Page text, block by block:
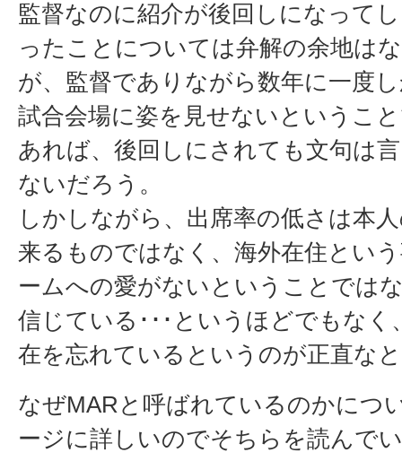
監督なのに紹介が後回しになって
ったことについては弁解の余地は
が、監督でありながら数年に一度
試合会場に姿を見せないというこ
あれば、後回しにされても文句は
ないだろう。
しかしながら、出席率の低さは本
来るものではなく、海外在住とい
ームへの愛がないということでは
信じている･･･というほどでもなく
在を忘れているというのが正直な
なぜMARと呼ばれているのかにつ
ージに詳しいのでそちらを読んで